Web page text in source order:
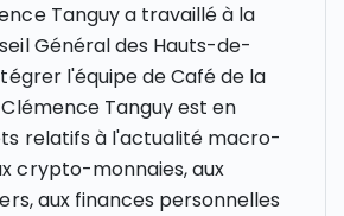
Tanguy a travaillé à la
Général des Hauts-de-
l'équipe de Café de la
Clémence Tanguy est en
relatifs à l'actualité macro-
crypto-monnaies, aux
aux finances personnelles